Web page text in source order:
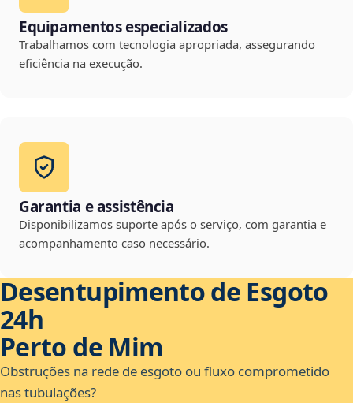
Equipamentos especializados
Trabalhamos com tecnologia apropriada, assegurando
eficiência na execução.
Garantia e assistência
Disponibilizamos suporte após o serviço, com garantia e
acompanhamento caso necessário.
Desentupimento de Esgoto
24h
Perto de Mim
Obstruções na rede de esgoto ou fluxo comprometido
nas tubulações?